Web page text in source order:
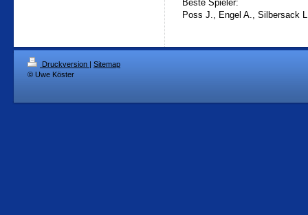
Beste Spieler:
Poss J., Engel A., Silbersack
Druckversion | Sitemap
© Uwe Köster